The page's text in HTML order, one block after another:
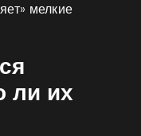
мелкие
ли их